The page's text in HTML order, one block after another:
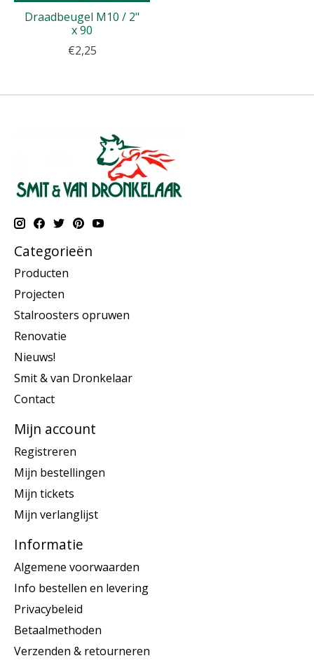
Draadbeugel M10 / 2"
x 90
€2,25
Categorieën
Producten
Projecten
Stalroosters opruwen
Renovatie
Nieuws!
Smit & van Dronkelaar
Contact
Mijn account
Registreren
Mijn bestellingen
Mijn tickets
Mijn verlanglijst
Informatie
Algemene voorwaarden
Info bestellen en levering
Privacybeleid
Betaalmethoden
Verzenden & retourneren